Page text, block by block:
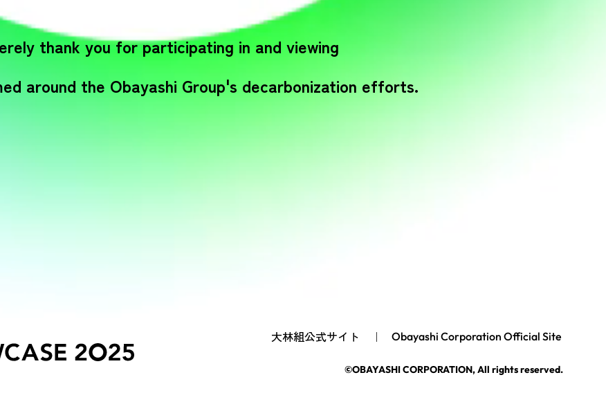
thank you for participating in and viewing
around the Obayashi Group's decarbonization efforts.
大林組公式サイト Obayashi Corporation Official Site
©OBAYASHI CORPORATION, All rights reserved.